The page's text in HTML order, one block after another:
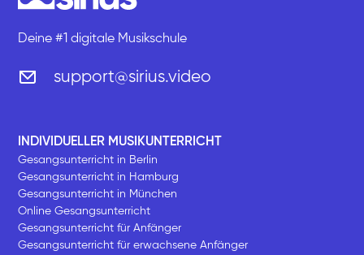
Deine #1 digitale Musikschule
support@sirius.video
INDIVIDUELLER MUSIKUNTERRICHT
Gesangsunterricht in Berlin
Gesangsunterricht in Hamburg
Gesangsunterricht in München
Online Gesangsunterricht
Gesangsunterricht für Anfänger
Gesangsunterricht für erwachsene Anfänger